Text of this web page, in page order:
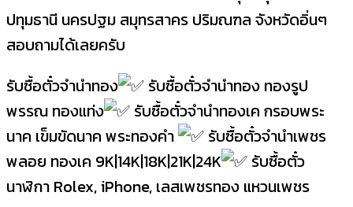
ปทุมธานี นครปฐม สมุทรสาคร ปริมณฑล จังหวัดอิ่นๆ
สอบถามได้เลยครับ
รับซื้อตั๋วจำนำทอง
รับซื้อตั๋วจำนำทอง ทองรูป
พรรณ ทองแท่ง
รับซื้อตั๋วจำนำทองเค กรอบพระ
นาค เข็มขัดนาค พระทองคำ
รับซื้อตั๋วจำนำเพชร
พลอย ทองเค 9K|14K|18K|21K|24K
รับซื้อตั๋ว
นาฬิกา Rolex, iPhone, เลสเพชรทอง แหวนเพชร